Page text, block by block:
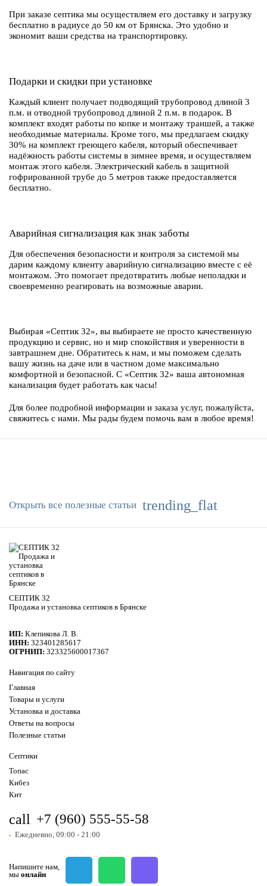
При заказе септика мы осуществляем его доставку и загрузку
бесплатно в радиусе до 50 км от Брянска. Это удобно и
экономит ваши средства на транспортировку.
Подарки и скидки при установке
Каждый клиент получает подводящий трубопровод длиной 3
п.м. и отводной трубопровод длиной 2 п.м. в подарок. В
комплект входят работы по копке и монтажу траншей, а также
необходимые материалы. Кроме того, мы предлагаем скидку
30% на комплект греющего кабеля, который обеспечивает
надёжность работы системы в зимнее время, и осуществляем
монтаж этого кабеля. Электрический кабель в защитной
гофрированной трубе до 5 метров также предоставляется
бесплатно.
Аварийная сигнализация как знак заботы
Для обеспечения безопасности и контроля за системой мы
дарим каждому клиенту аварийную сигнализацию вместе с её
монтажом. Это помогает предотвратить любые неполадки и
своевременно реагировать на возможные аварии.
Выбирая «Септик 32», вы выбираете не просто качественную
продукцию и сервис, но и мир спокойствия и уверенности в
завтрашнем дне. Обратитесь к нам, и мы поможем сделать
вашу жизнь на даче или в частном доме максимально
комфортной и безопасной. С «Септик 32» ваша автономная
канализация будет работать как часы!
Для более подробной информации и заказа услуг, пожалуйста,
свяжитесь с нами. Мы рады будем помочь вам в любое время!
Открыть все полезные статьи trending_flat
СЕПТИК 32
Продажа и установка септиков в Брянске
ИП: Клепикова Л. В.
ИНН: 323401285617
ОГРНИП: 323325600017367
Навигация по сайту
Главная
Товары и услуги
Установка и доставка
Ответы на вопросы
Полезные статьи
Септики
Топас
Кибез
Кит
call +7 (960) 555-55-58
Ежедневно, 09:00 - 21:00
Напишите нам,
мы онлайн